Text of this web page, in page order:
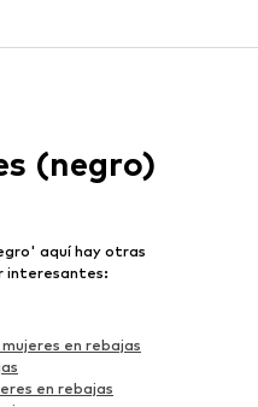
(negro)
aquí hay otras
interesantes:
en rebajas
en rebajas